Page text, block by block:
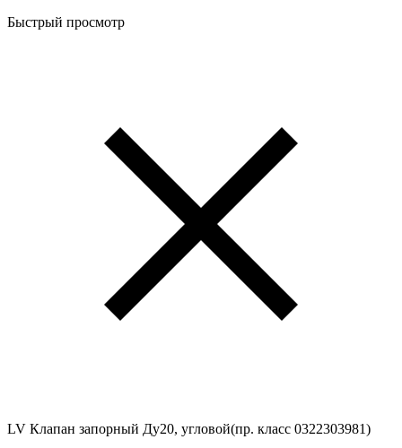
Быстрый просмотр
LV Клапан запорный Ду20, угловой(пр. класс 0322303981)